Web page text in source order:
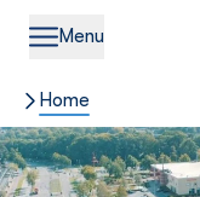
Menu
Home